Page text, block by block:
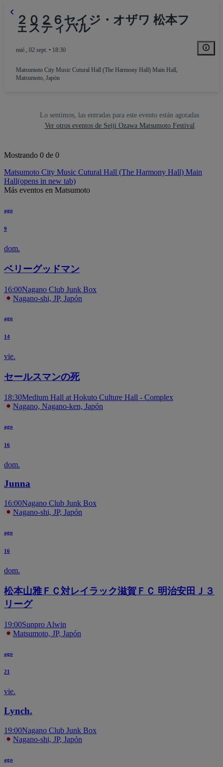
２０２６セイジ・オザワ 松本フ
ェスティバル
mié., 02 sept. • 18:30
Matsumoto City Music Cutural Hall (The Harmony Hall) Main Hall,
Matsumoto, Japón
Lo sentimos, las entradas para este evento están agotadas
Ver otros eventos de Seiji Ozawa Matsumoto Festival
Mostrando 0 de 0
Matsumoto City Music Cutural Hall (The Harmony Hall) Main
Hall(opens in new tab)
Más eventos en Matsumoto
ago
9
dom.
ベリーグッドマン
16:00Nagano Club Junk Box
Nagano-shi, JP, Japón
ago
14
vie.
セールスマンの死
18:30Medium Hall at Hokuto Culture Hall - Complex
Nagano, Nagano-ken, Japón
ago
16
dom.
Junna
16:00Nagano Club Junk Box
Nagano-shi, JP, Japón
ago
16
dom.
松本山雅ＦＣ対レイラック滋賀ＦＣ 明治安田Ｊ３
リーグ
19:00Sunpro Alwin
Matsumoto, JP, Japón
ago
21
vie.
Lynch.
19:00Nagano Club Junk Box
Nagano-shi, JP, Japón
ago